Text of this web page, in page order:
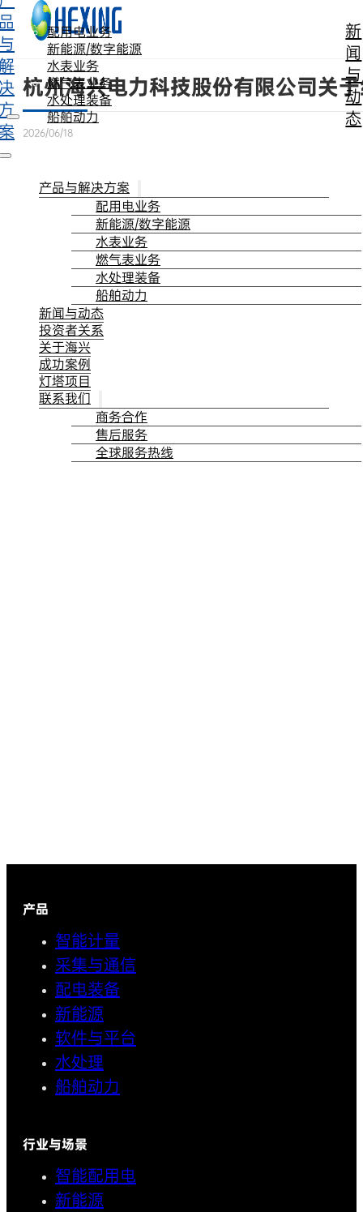
跳转到主要内容 跳转到页脚
配用电业务
新能源/数字能源
水表业务
燃气表业务
水处理装备
船舶动力
新
闻
与
动
态
产品与解决方案
配用电业务
新能源/数字能源
水表业务
燃气表业务
水处理装备
船舶动力
新闻与动态
投资者关系
关于海兴
成功案例
灯塔项目
联系我们
商务合作
售后服务
全球服务热线
杭州海兴电力科技股份有限公司关
2026/06/18
产品
智能计量
采集与通信
配电装备
新能源
软件与平台
水处理
船舶动力
行业与场景
智能配用电
新能源